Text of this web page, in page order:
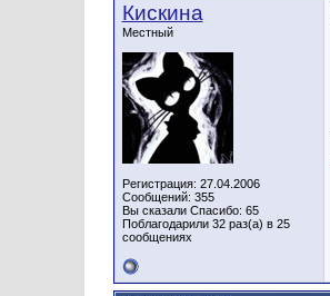
Кискина
Местный
Регистрация: 27.04.2006
Сообщений: 355
Вы сказали Спасибо: 65
Поблагодарили 32 раз(а) в 25
сообщениях